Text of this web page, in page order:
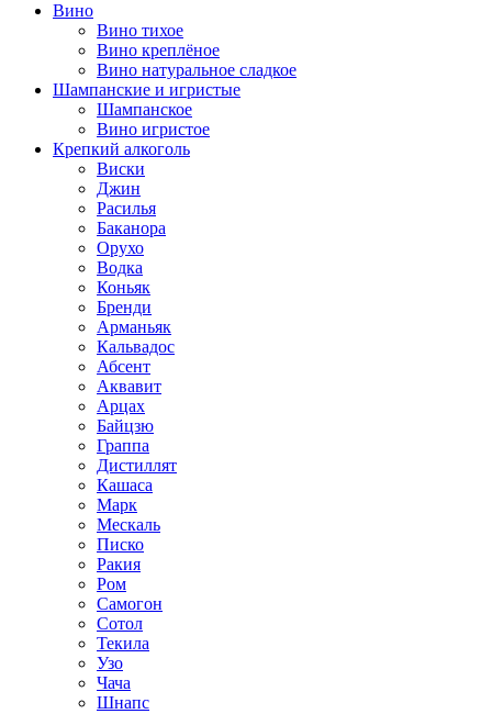
Вино
Вино тихое
Вино креплёное
Вино натуральное сладкое
Шампанские и игристые
Шампанское
Вино игристое
Крепкий алкоголь
Виски
Джин
Расилья
Баканора
Орухо
Водка
Коньяк
Бренди
Арманьяк
Кальвадос
Абсент
Аквавит
Арцах
Байцзю
Граппа
Дистиллят
Кашаса
Марк
Мескаль
Писко
Ракия
Ром
Самогон
Сотол
Текила
Узо
Чача
Шнапс